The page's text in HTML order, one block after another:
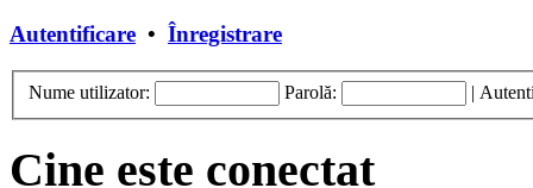
Autentificare • Înregistrare
Nume utilizator: Parolă: |
Cine este conectat